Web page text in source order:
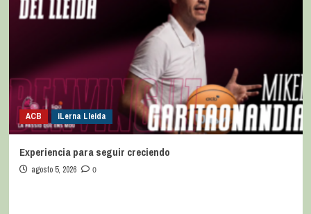
ACB iLerna Lleida
Experiencia para seguir creciendo
agosto 5, 2026 0